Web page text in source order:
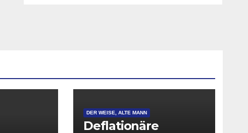
DER WEISE, ALTE MANN
Deflationäre